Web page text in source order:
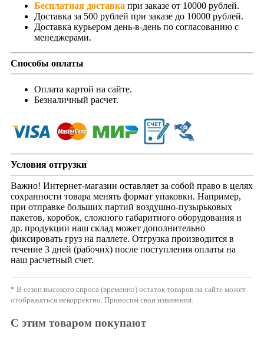
Бесплатная доставка при заказе от 10000 рублей.
Доставка за 500 рублей при заказе до 10000 рублей.
Доставка курьером день-в-день по согласованию с
менеджерами.
Способы оплаты
Оплата картой на сайте.
Безналичный расчет.
Условия отгрузки
Важно! Интернет-магазин оставляет за собой право в целях
сохранности товара менять формат упаковки. Например,
при отправке больших партий воздушно-пузырьковых
пакетов, коробок, сложного габаритного оборудования и
др. продукции наш склад может дополнительно
фиксировать груз на паллете. Отгрузка производится в
течение 3 дней (рабочих) после поступления оплаты на
наш расчетный счет.
* В сезон высокого спроса (временно) остаток товаров на сайте может
отображаться некорректно. Приносим свои извинения.
С этим товаром покупают